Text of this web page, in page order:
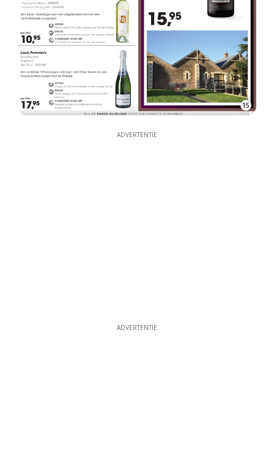
15
ADVERTENTIE
ADVERTENTIE